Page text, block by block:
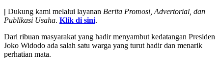
| Dukung kami melalui layanan Berita Promosi, Advertorial, dan
Publikasi Usaha. Klik di sini.
Dari ribuan masyarakat yang hadir menyambut kedatangan Presiden
Joko Widodo ada salah satu warga yang turut hadir dan menarik
perhatian mata.